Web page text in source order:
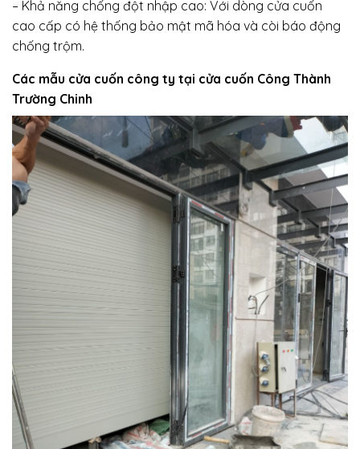
– Khả năng chống đột nhập cao: Với dòng cửa cuốn
cao cấp có hệ thống bảo mật mã hóa và còi báo động
chống trộm.
Các mẫu cửa cuốn công ty tại cửa cuốn Công Thành
Trường Chinh